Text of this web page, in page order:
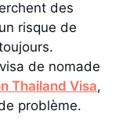
des
risque de
de nomade
Thailand Visa,
problème.